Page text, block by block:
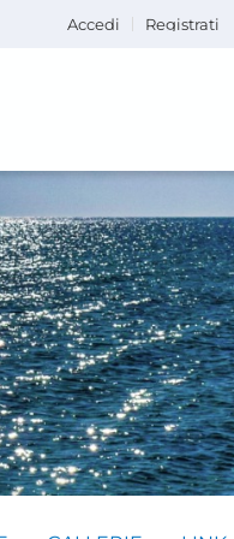
Accedi Registrati